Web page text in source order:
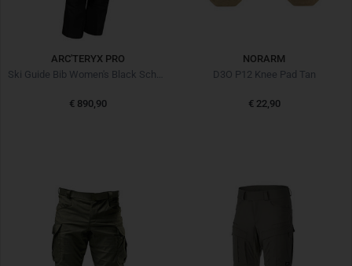
ARC'TERYX PRO
Ski Guide Bib Women's Black Schwarz
€ 890,90
NORARM
D3O P12 Knee Pad Tan
€ 22,90